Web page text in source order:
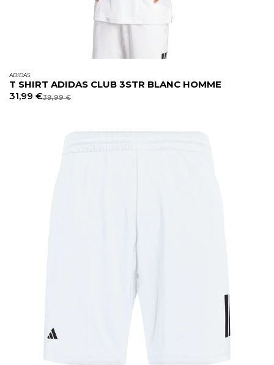
ADIDAS
T SHIRT ADIDAS CLUB 3STR BLANC HOMME
31,99 €39,99€